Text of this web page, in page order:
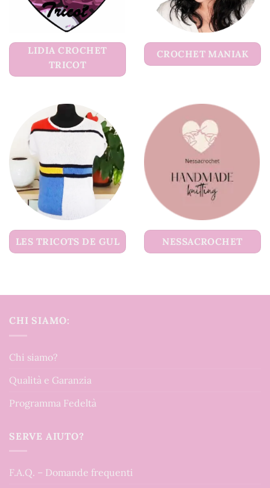
LIDIA CROCHET
TRICOT
CROCHET MANIAK
LES TRICOTS DE GUL NESSACROCHET
CHI SIAMO:
Chi siamo?
Qualità e Garanzia
Programma Fedeltà
SERVE AIUTO?
F.A.Q. – Domande frequenti